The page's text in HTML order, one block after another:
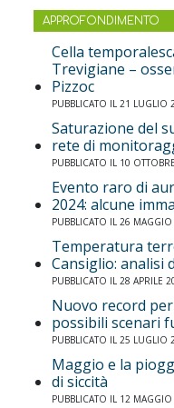
APPROFONDIMENTO
Cella
Trevigiane –
Pizzoc
PUBBLICATO IL 21 LUGLIO
Saturazione del
rete di
PUBBLICATO IL 10
Evento raro di
2024: alcune
PUBBLICATO IL 26
Temperatura
Cansiglio: analisi
PUBBLICATO IL 28 APRILE
Nuovo record
possibili scenari
PUBBLICATO IL 25 LUGLIO
Maggio e la
di siccità
PUBBLICATO IL 12